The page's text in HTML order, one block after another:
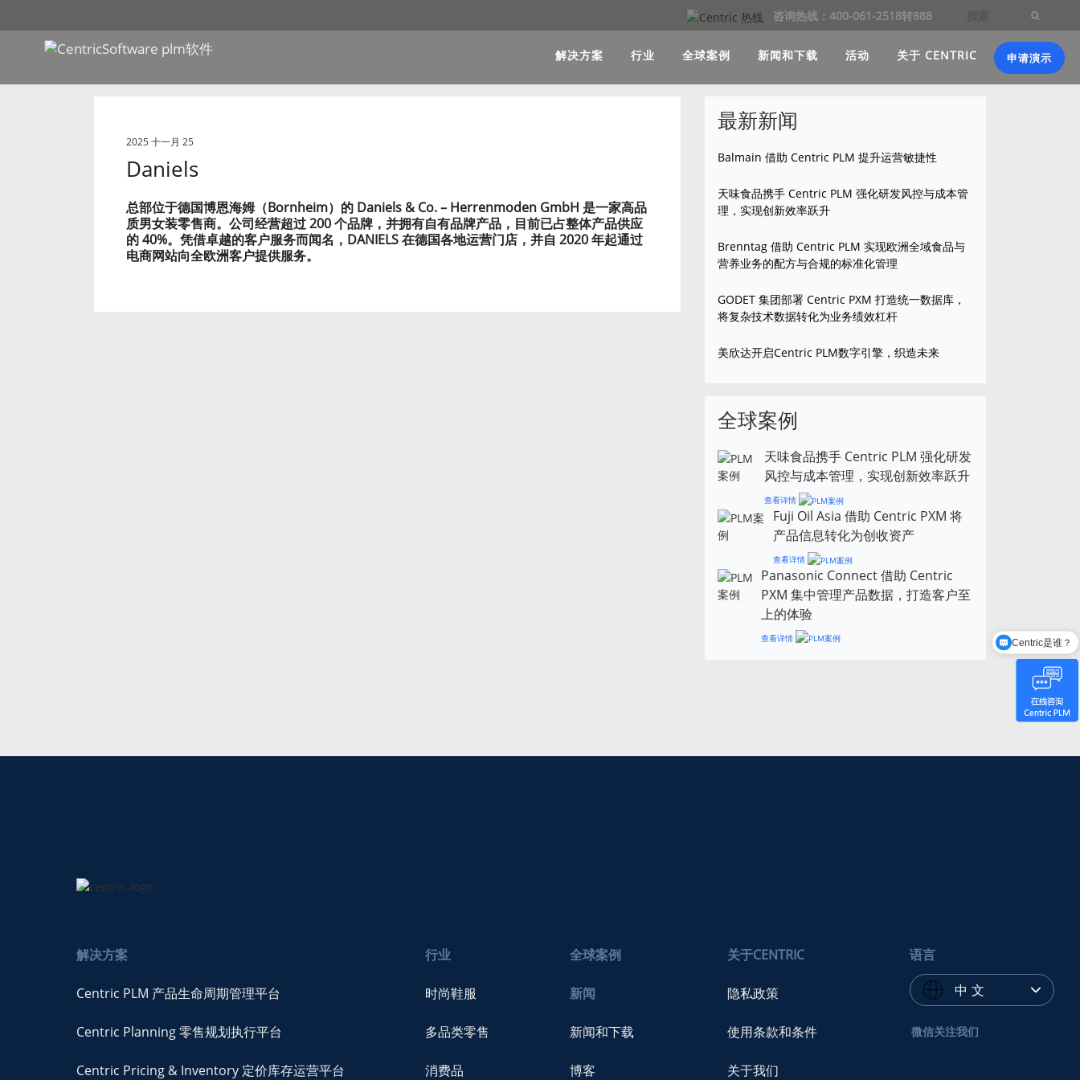
咨询热线：400-061-2518转888
解决方案 行业 全球案例 新闻和下载 活动 关于 CENTRIC 申请演示
2025 十一月 25
Daniels
总部位于德国博恩海姆（Bornheim）的 Daniels & Co. – Herrenmoden GmbH 是一家高品
质男女装零售商。公司经营超过 200 个品牌，并拥有自有品牌产品，目前已占整体产品供应
的 40%。凭借卓越的客户服务而闻名，DANIELS 在德国各地运营门店，并自 2020 年起通过
电商网站向全欧洲客户提供服务。
最新新闻
Balmain 借助 Centric PLM 提升运营敏捷性
天味食品携手 Centric PLM 强化研发风控与成本管
理，实现创新效率跃升
Brenntag 借助 Centric PLM 实现欧洲全域食品与
营养业务的配方与合规的标准化管理
GODET 集团部署 Centric PXM 打造统一数据库，
将复杂技术数据转化为业务绩效杠杆
美欣达开启Centric PLM数字引擎，织造未来
全球案例
天味食品携手 Centric PLM 强化研发
风控与成本管理，实现创新效率跃升
查看详情
Fuji Oil Asia 借助 Centric PXM 将
产品信息转化为创收资产
查看详情
Panasonic Connect 借助 Centric
PXM 集中管理产品数据，打造客户至
上的体验
查看详情
解决方案
Centric PLM 产品生命周期管理平台
Centric Planning 零售规划执行平台
Centric Pricing & Inventory 定价库存运营平台
行业
时尚鞋服
多品类零售
消费品
全球案例
新闻
新闻和下载
博客
关于CENTRIC
隐私政策
使用条款和条件
关于我们
语言
中 文
微信关注我们
Centric是谁？
有哪些功能模块？